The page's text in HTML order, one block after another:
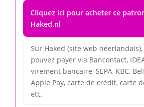
Cliquez ici pour acheter ce
Haked.nl
Sur Haked (site web néerlandais),
pouvez payer via Bancontact,
virement bancaire, SEPA, KBC,
Apple Pay, carte de crédit, carte
etc.